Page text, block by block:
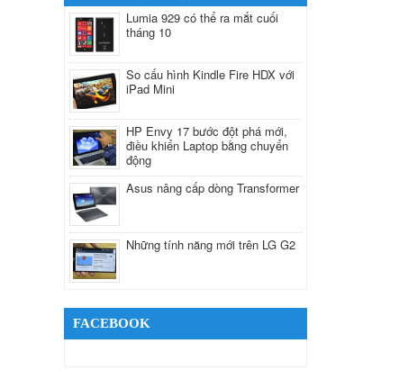
Lumia 929 có thể ra mắt cuối
tháng 10
So cấu hình Kindle Fire HDX với
iPad Mini
HP Envy 17 bước đột phá mới,
điều khiển Laptop bằng chuyển
động
Asus nâng cấp dòng Transformer
Những tính năng mới trên LG G2
FACEBOOK